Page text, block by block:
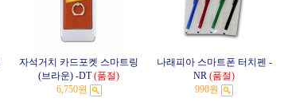
자석거치 카드포켓 스마트링
(브라운) -DT (품절)
6,750원
나래피아 스마트폰 터치펜 -
NR (품절)
990원